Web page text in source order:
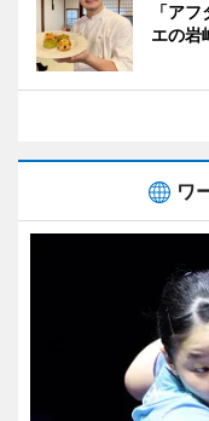
「ア
エの岩
ワ